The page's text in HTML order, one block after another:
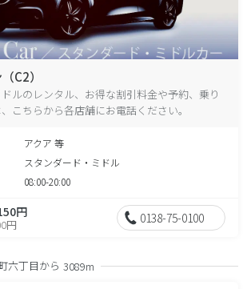
C2）
ルのレンタル、お得な割引料金や予約、乗り
こちらから各店舗にお電話ください。
アクア 等
スタンダード・ミドル
08:00-20:00
円
円 0138-75-0100
六丁目から 3089m